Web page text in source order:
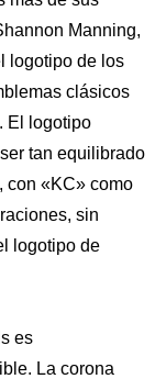
Manning,
logotipo de los
clásicos
El logotipo
tan equilibrado
con «KC» como
sin
logotipo de
es
La corona